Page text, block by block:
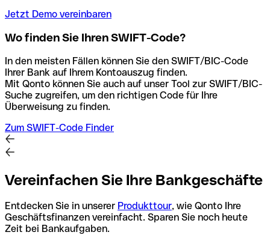
Jetzt Demo vereinbaren
Wo finden Sie Ihren SWIFT-Code?
In den meisten Fällen können Sie den SWIFT/BIC-Code
Ihrer Bank auf Ihrem Kontoauszug finden.
Mit Qonto können Sie auch auf unser Tool zur SWIFT/BIC-
Suche zugreifen, um den richtigen Code für Ihre
Überweisung zu finden.
Zum SWIFT-Code Finder
Vereinfachen Sie Ihre Bankgeschäfte
Entdecken Sie in unserer Produkttour, wie Qonto Ihre
Geschäftsfinanzen vereinfacht. Sparen Sie noch heute
Zeit bei Bankaufgaben.